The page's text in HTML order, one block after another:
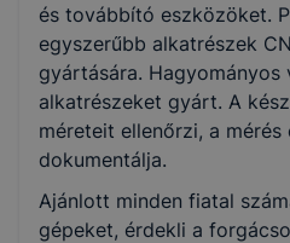
Nem
és továbbító eszközöket.
egyszerűbb alkatrészek
gyártására. Hagyományos
alkatrészeket gyárt. A
méreteit ellenőrzi, a mérés
dokumentálja.
Ajánlott minden fiatal
gépeket, érdekli a